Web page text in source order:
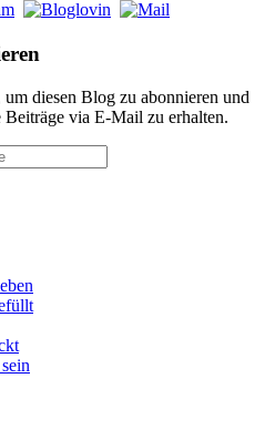
diesen Blog zu abonnieren und
via E-Mail zu erhalten.